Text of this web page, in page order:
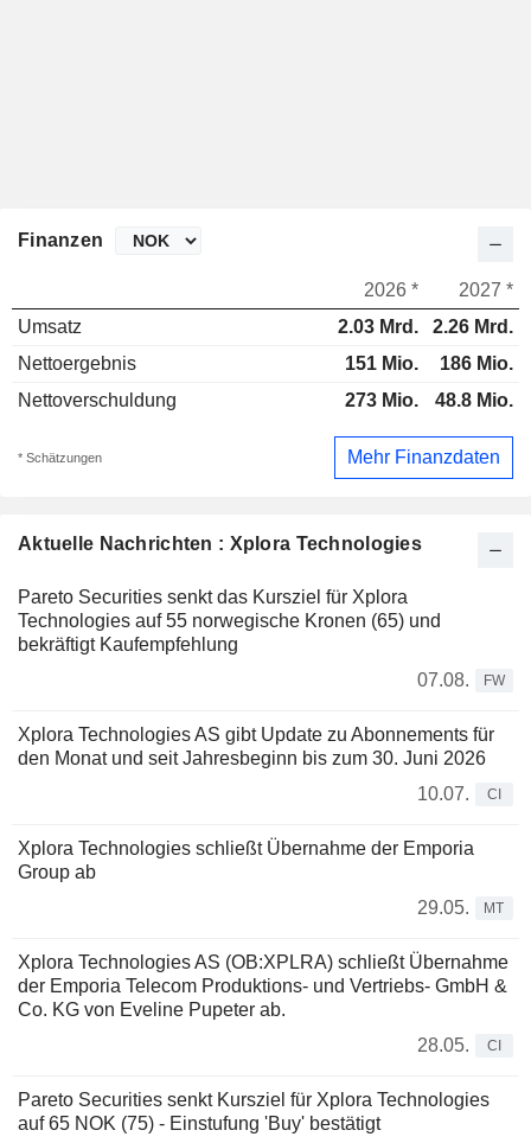
Aktuelle Nachrichten : Xplora Technologies
Pareto Securities senkt das Kursziel für Xplora
Technologies auf 55 norwegische Kronen (65) und
bekräftigt Kaufempfehlung
07.08.
FW
Xplora Technologies AS gibt Update zu Abonnements für
den Monat und seit Jahresbeginn bis zum 30. Juni 2026
10.07.
CI
Xplora Technologies schließt Übernahme der Emporia
Group ab
29.05.
MT
Xplora Technologies AS (OB:XPLRA) schließt Übernahme
der Emporia Telecom Produktions- und Vertriebs- GmbH &
Co. KG von Eveline Pupeter ab.
28.05.
CI
Pareto Securities senkt Kursziel für Xplora Technologies
auf 65 NOK (75) - Einstufung 'Buy' bestätigt
Finanzen
2026 *
2027 *
Umsatz
2.03 Mrd.
2.26 Mrd.
Nettoergebnis
151 Mio.
186 Mio.
Nettoverschuldung
273 Mio. 48.8 Mio.
* Schätzungen Mehr Finanzdaten